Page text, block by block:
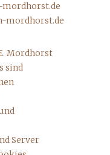
mordhorst.de
Mordhorst
sind
Server